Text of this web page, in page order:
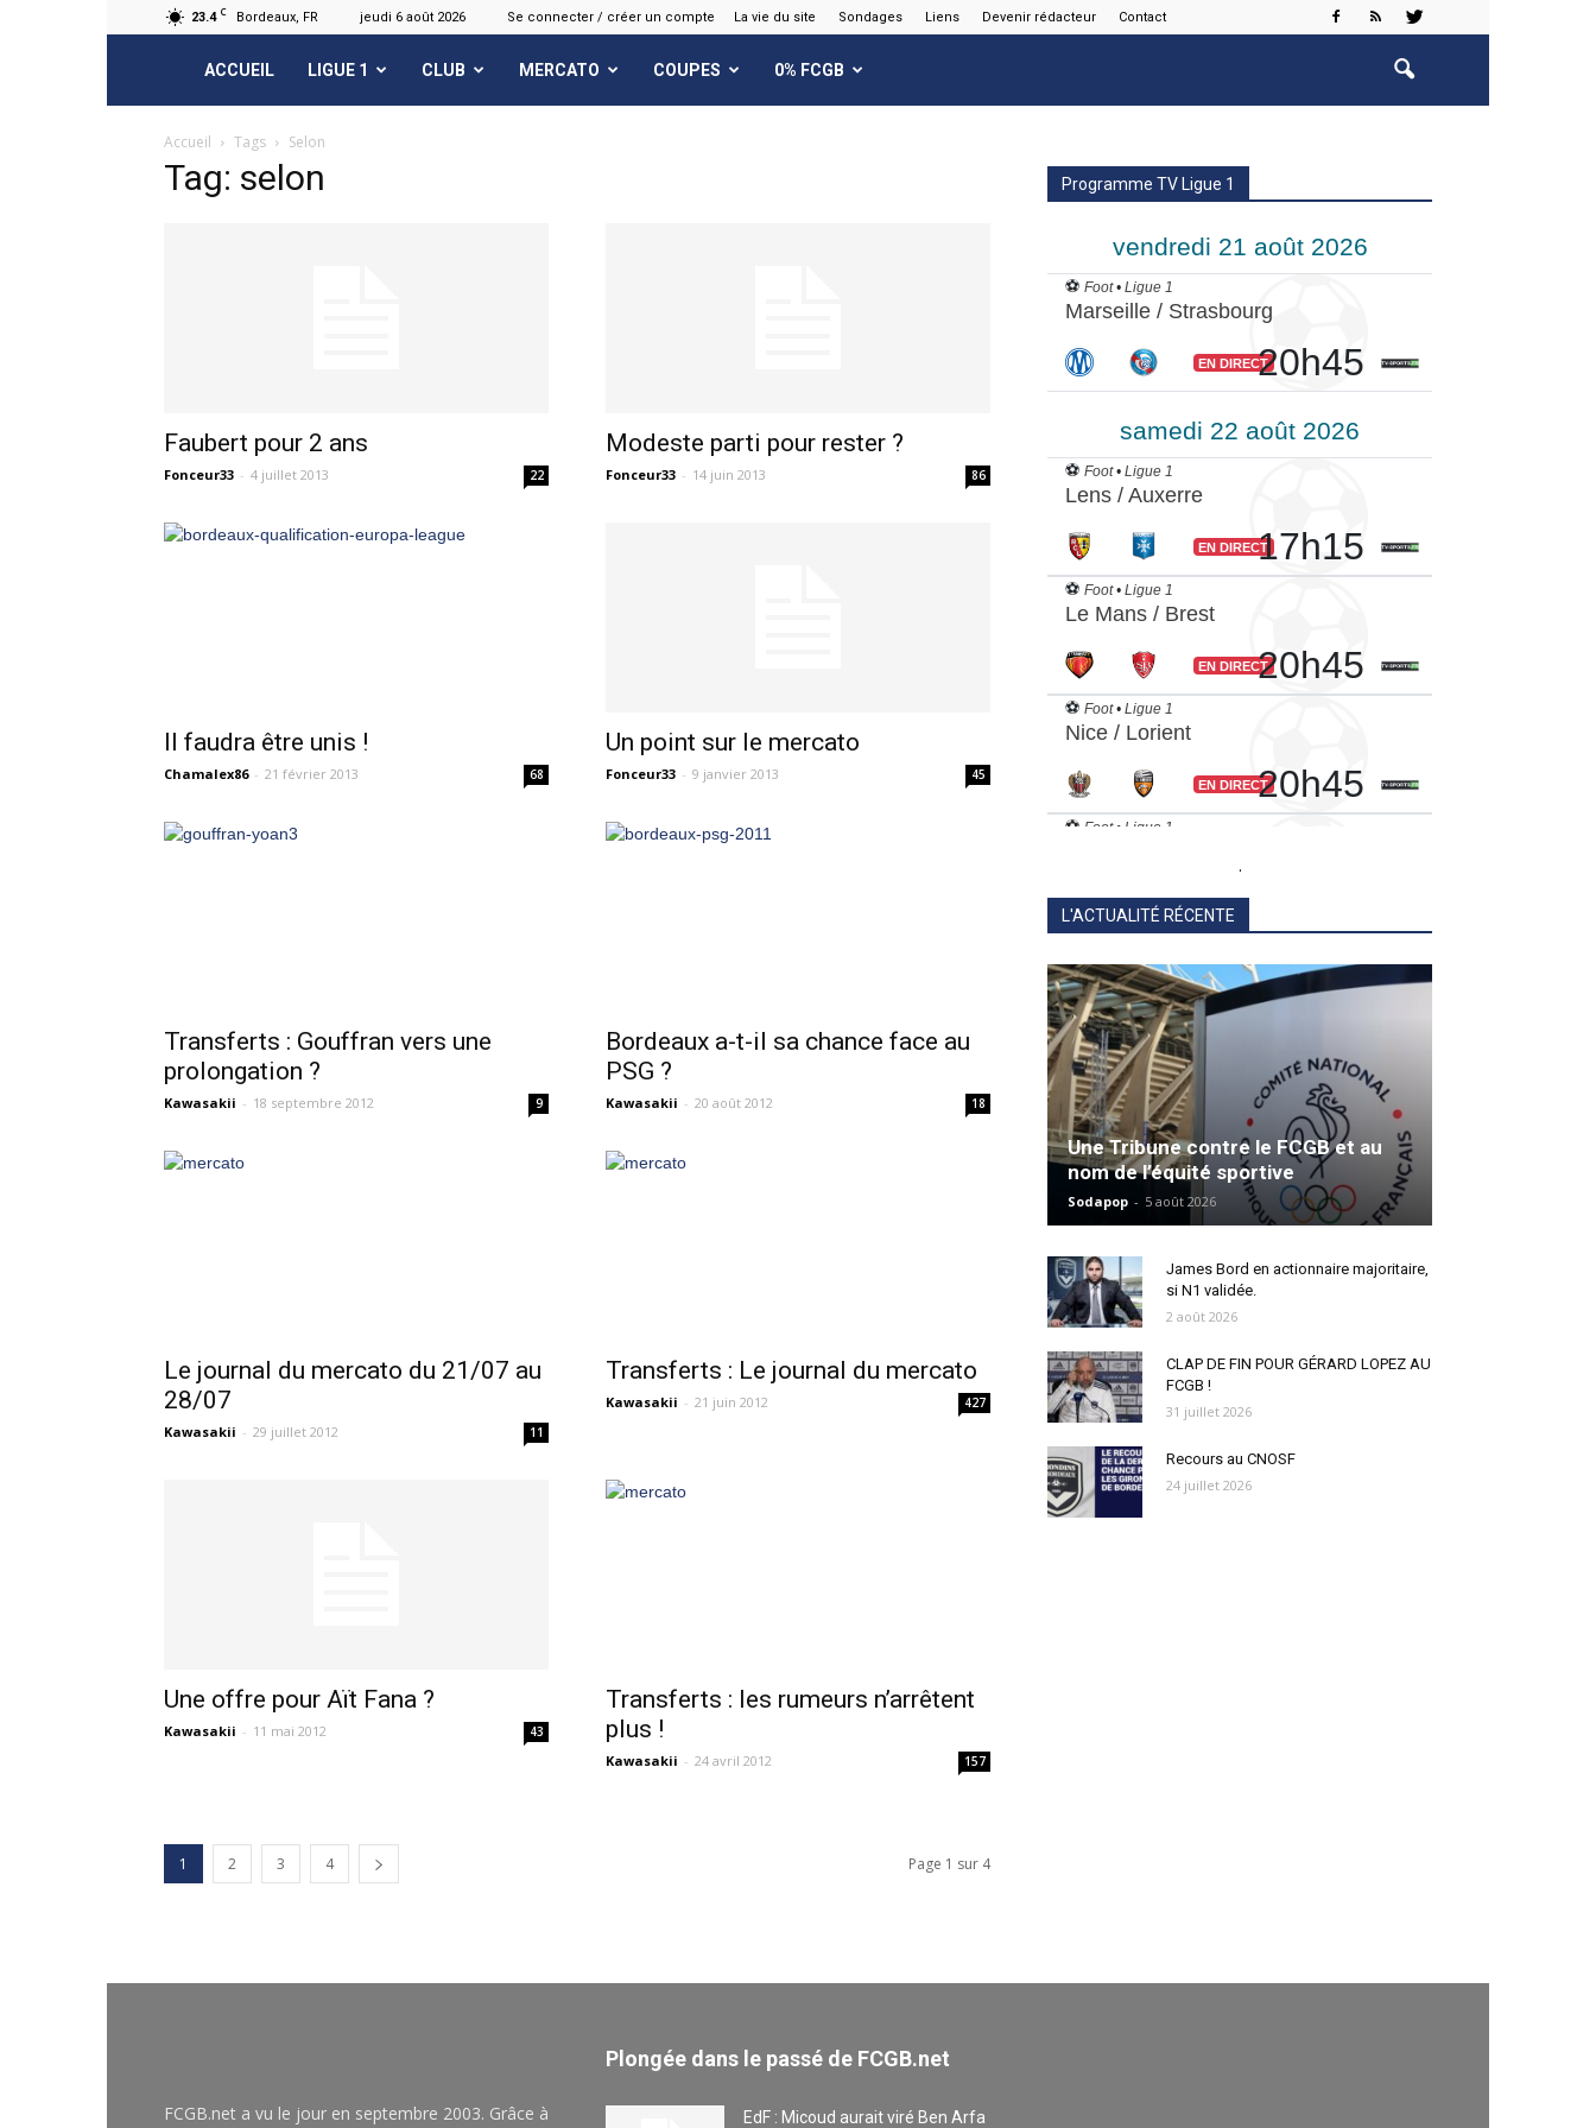
23.4 C Bordeaux, FR jeudi 6 août 2026 Se connecter / créer un compte La vie du site Sondages Liens Devenir rédacteur Contact
FCGB.net
ACCUEIL LIGUE 1 CLUB MERCATO COUPES 0% FCGB
Accueil Tags Selon
Tag: selon
Faubert pour 2 ans
Fonceur33 - 4 juillet 2013 22
Modeste parti pour rester ?
Fonceur33 - 14 juin 2013 86
Il faudra être unis !
Chamalex86 - 21 février 2013 68
Un point sur le mercato
Fonceur33 - 9 janvier 2013 45
Transferts : Gouffran vers une
prolongation ?
Kawasakii - 18 septembre 2012 9
Bordeaux a-t-il sa chance face au
PSG ?
Kawasakii - 20 août 2012 18
Le journal du mercato du 21/07 au
28/07
Kawasakii - 29 juillet 2012 11
Transferts : Le journal du mercato
Kawasakii - 21 juin 2012 427
Une offre pour Aït Fana ?
Kawasakii - 11 mai 2012 43
Transferts : les rumeurs n’arrêtent
plus !
Kawasakii - 24 avril 2012 157
1 2 3 4 Page 1 sur 4
Programme TV Ligue 1
.
L'ACTUALITÉ RÉCENTE
Une Tribune contre le FCGB et au
nom de l’équité sportive
Sodapop - 5 août 2026
James Bord en actionnaire majoritaire,
si N1 validée.
2 août 2026
CLAP DE FIN POUR GÉRARD LOPEZ AU
FCGB !
31 juillet 2026
Recours au CNOSF
24 juillet 2026
FCGB.net a vu le jour en septembre 2003. Grâce à
Plongée dans le passé de FCGB.net
EdF : Micoud aurait viré Ben Arfa